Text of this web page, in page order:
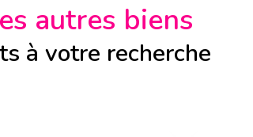
autres biens
à votre recherche